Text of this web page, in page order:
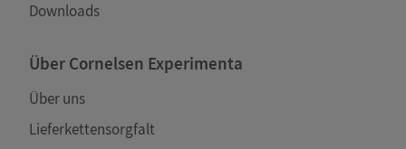
Downloads
Über Cornelsen Experimenta
Über uns
Lieferkettensorgfalt